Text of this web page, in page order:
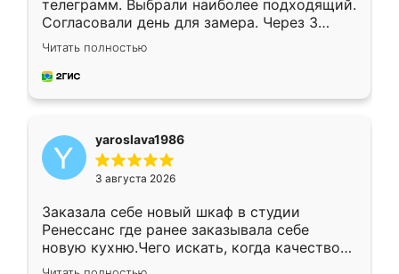
телеграмм. Выбрали наиболее подходящий.
Согласовали день для замера. Через 3
недели кухня была уже готова. Остались
довольны работой. Спасибо Ренессанс
мебель за качественную работу!
Читать полностью
yaroslava1986
3 августа 2026
Заказала себе новый шкаф в студии
Ренессанс где ранее заказывала себе
новую кухню.Чего искать, когда качеством
вполне довольна. Служит кухня уже почти